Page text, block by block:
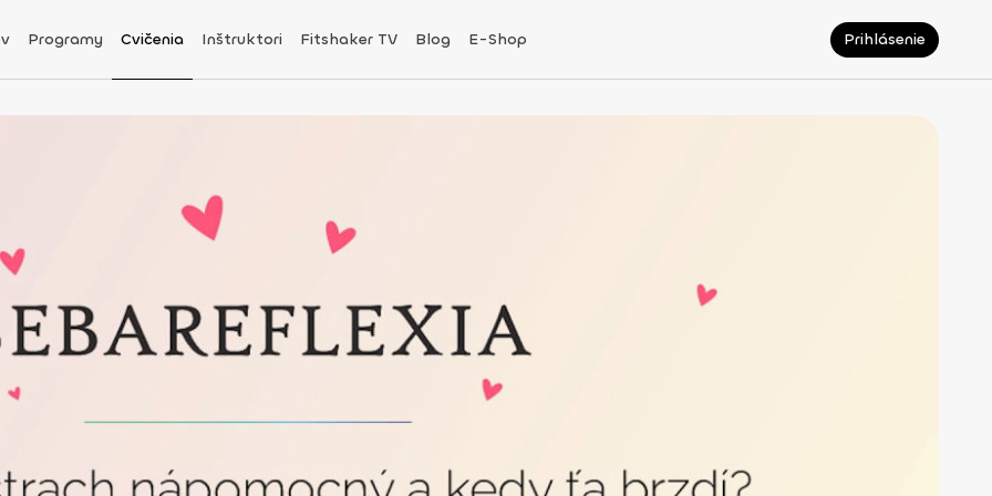
Programy Cvičenia Inštruktori Fitshaker TV Blog E-Shop Prihlásenie